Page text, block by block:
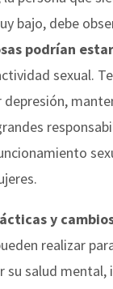
bajo, debe
podrían
sexual.
y
realizar
su salud mental,